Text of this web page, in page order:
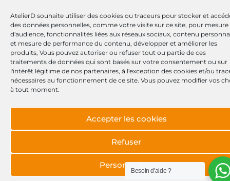
AtelierD souhaite utiliser des cookies ou traceurs pour stocker et
des données personnelles, comme votre visite sur ce site, pour mesure
d'audience, fonctionnalités liées aux réseaux sociaux, contenu
et mesure de performance du contenu, développer et améliorer les
produits, Vous pouvez autoriser ou refuser tout ou partie de ces
traitements de données qui sont basés sur votre consentement ou sur
l'intérêt légitime de nos partenaires, à l'exception des cookies et/ou
nécessaires au fonctionnement de ce site. Vous pouvez modifier vos
à tout moment.
Accepter les cookies
Refuser
Personnaliser
Besoin d'aide ?